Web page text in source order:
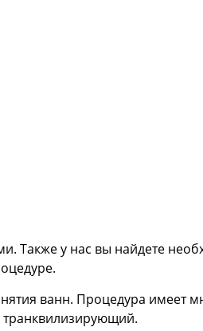
Также у нас вы найдете
ванн. Процедура имеет